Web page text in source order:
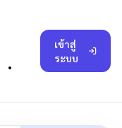
•
เข้าสู่
ระบบ